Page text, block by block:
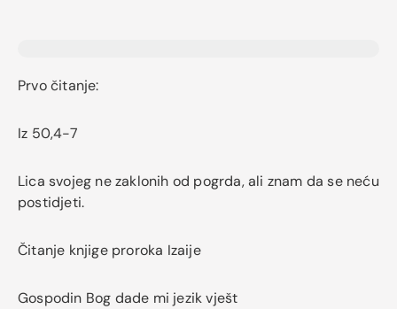
Prvo čitanje:
Iz 50,4-7
Lica svojeg ne zaklonih od pogrda, ali znam da se neću
postidjeti.
Čitanje knjige proroka Izaije
Gospodin Bog dade mi jezik vješt